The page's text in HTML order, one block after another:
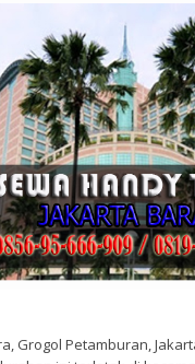
Grogol Petamburan,